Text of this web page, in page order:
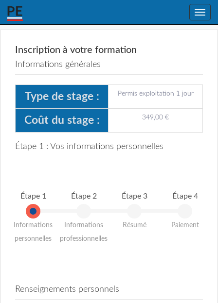
Toggle
Inscription à votre formation
Informations générales
Type de stage : Permis exploitation 1 jour
Coût du stage : 349,00 €
Étape 1 : Vos informations personnelles
Étape 1
Informations
personnelles
Étape 2
Informations
professionnelles
Étape 3
Résumé
Étape 4
Paiement
Renseignements personnels